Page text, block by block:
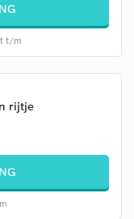
t/m
rijtje